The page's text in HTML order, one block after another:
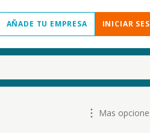
AÑADE TU EMPRESA INICIAR
Mas